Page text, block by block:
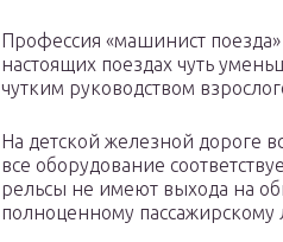
Профессия «машинист поезда»
настоящих поездах чуть
чутким руководством
На детской железной дороге
все оборудование
рельсы не имеют выхода на
полноценному